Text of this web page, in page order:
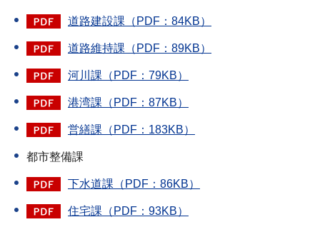
道路建設課（PDF：84KB）
道路維持課（PDF：89KB）
河川課（PDF：79KB）
港湾課（PDF：87KB）
営繕課（PDF：183KB）
都市整備課
下水道課（PDF：86KB）
住宅課（PDF：93KB）